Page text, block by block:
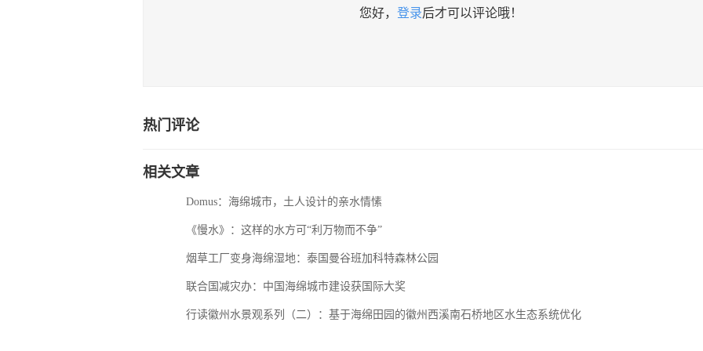
您好， 登录后才可以评论哦！
热门评论
相关文章
Domus：海绵城市，土人设计的亲水情愫
《慢水》：这样的水方可“利万物而不争”
烟草工厂变身海绵湿地：泰国曼谷班加科特森林公园
联合国减灾办：中国海绵城市建设获国际大奖
行读徽州水景观系列（二）：基于海绵田园的徽州西溪南石桥地区水生态系统优化